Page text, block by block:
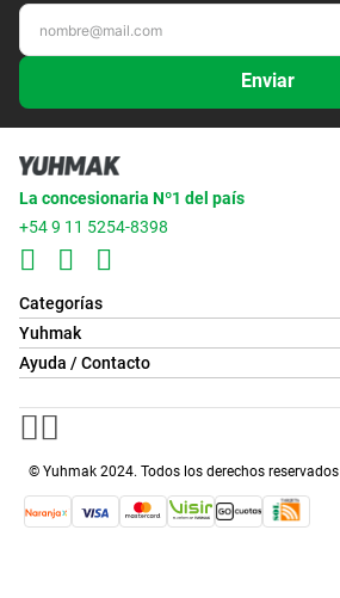
Enviar
La concesionaria Nº1 del país
+54 9 11 5254-8398
Categorías
Yuhmak
Ayuda / Contacto
© Yuhmak 2024. Todos los derechos reservados